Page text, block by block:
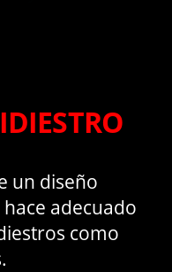
un diseño
adecuado
como